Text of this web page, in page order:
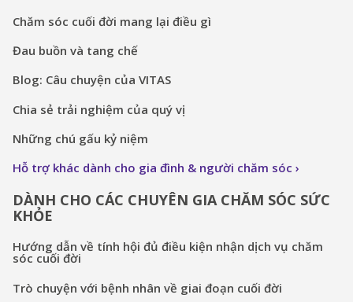
Chăm sóc cuối đời mang lại điều gì
Đau buồn và tang chế
Blog: Câu chuyện của VITAS
Chia sẻ trải nghiệm của quý vị
Những chú gấu kỷ niệm
Hỗ trợ khác dành cho gia đình & người chăm sóc
DÀNH CHO CÁC CHUYÊN GIA CHĂM SÓC SỨC
KHỎE
Hướng dẫn về tính hội đủ điều kiện nhận dịch vụ chăm
sóc cuối đời
Trò chuyện với bệnh nhân về giai đoạn cuối đời